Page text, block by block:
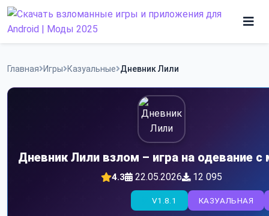
Skip
Программы
Главная Игры Казуальные Дневник Лили
Дневник Лили взлом – игра на одевание
4.3 22.05.2026 12 095
КАЗУАЛЬНАЯ
V1.8.1